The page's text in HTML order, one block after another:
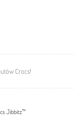
Crocs!
Jibbitz™